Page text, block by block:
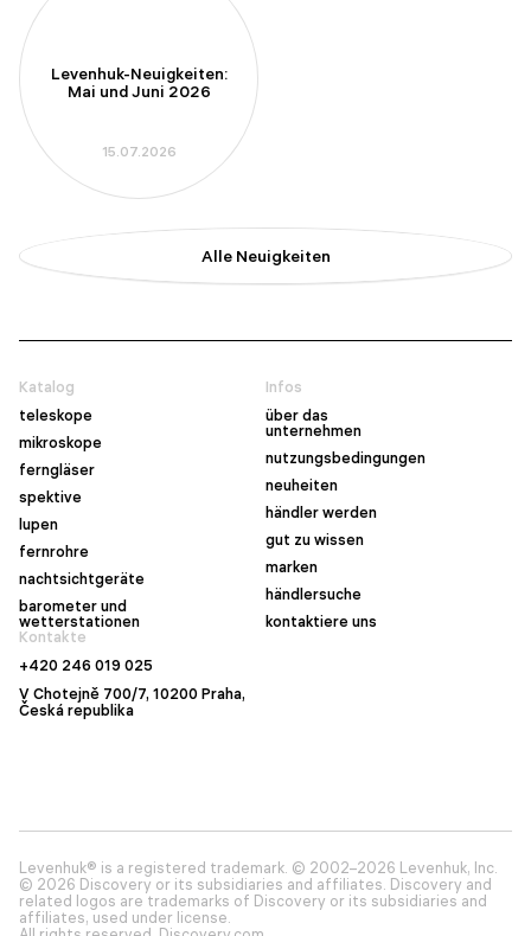
Levenhuk-Neuigkeiten:
Mai und Juni 2026
15.07.2026
Alle Neuigkeiten
Katalog
teleskope
mikroskope
ferngläser
spektive
lupen
fernrohre
nachtsichtgeräte
barometer und
wetterstationen
Infos
über das
unternehmen
nutzungsbedingungen
neuheiten
händler werden
gut zu wissen
marken
händlersuche
kontaktiere uns
Kontakte
+420 246 019 025
V Chotejně 700/7, 10200 Praha,
Česká republika
Levenhuk® is a registered trademark. © 2002–2026 Levenhuk, Inc.
© 2026 Discovery or its subsidiaries and affiliates. Discovery and
related logos are trademarks of Discovery or its subsidiaries and
affiliates, used under license.